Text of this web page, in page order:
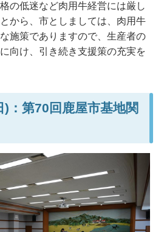
の低迷など肉用牛経営には厳し
から、市としましては、肉用牛
施策でありますので、生産者の
向け、引き続き支援策の充実を
：第70回鹿屋市基地関